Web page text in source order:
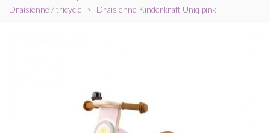
Draisienne / tricycle
> Draisienne Kinderkraft Uniq pink